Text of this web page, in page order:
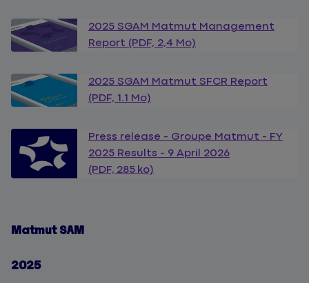
2025 SGAM Matmut Management
Report (PDF, 2,4 Mo)
2025 SGAM Matmut SFCR Report
(PDF, 1.1 Mo)
Press release - Groupe Matmut - FY
2025 Results - 9 April 2026
(PDF, 285 ko)
Matmut SAM
2025